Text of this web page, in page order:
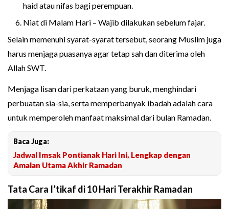
haid atau nifas bagi perempuan.
Niat di Malam Hari – Wajib dilakukan sebelum fajar.
Selain memenuhi syarat-syarat tersebut, seorang Muslim juga
harus menjaga puasanya agar tetap sah dan diterima oleh
Allah SWT.
Menjaga lisan dari perkataan yang buruk, menghindari
perbuatan sia-sia, serta memperbanyak ibadah adalah cara
untuk memperoleh manfaat maksimal dari bulan Ramadan.
Baca Juga:
Jadwal Imsak Pontianak Hari Ini, Lengkap dengan
Amalan Utama Akhir Ramadan
Tata Cara I’tikaf di 10 Hari Terakhir Ramadan